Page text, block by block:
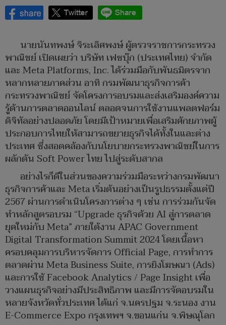
นายนันทพงษ์ จิระเลิศพงษ์ ผู้ตรวจราชการกระทรวง
พาณิชย์ เปิดเผยว่า บริษัท เฟซบุ๊ก (ประเทศไทย) จำกัด
และ Meta Platforms, Inc. ได้ร่วมมือกับพันธมิตรจาก
หลากหลายภาคส่วน อาทิ กรมพัฒนาธุรกิจการค้า
กระทรวงพาณิชย์ จัดโครงการอบรมและส่งเสริมองค์ความ
รู้ด้านการตลาดออนไลน์ ตลอดจนการใช้งานแพลตฟอร์ม
ดิจิทัลอย่างปลอดภัย โดยมีเป้าหมายเพื่อเสริมศักยภาพผู้
ประกอบการไทยให้สามารถขยายธุรกิจได้ทั้งในและต่าง
ประเทศ ซึ่งสอดคล้องกับนโยบายกระทรวงพาณิชย์ในการ
ผลักดัน Soft Power ไทย ไปสู่ระดับสากล
อย่างไรก็ดีในส่วนของความร่วมมือระหว่างกรมพัฒนา
ธุรกิจการค้าและ Meta เริ่มต้นอย่างเป็นรูปธรรมตั้งแต่ปี
2567 ผ่านการดำเนินโครงการต่าง ๆ เช่น การร่วมกันจัด
ทำหลักสูตรอบรม “Upgrade ธุรกิจด้วย AI สู่การตลาด
ยุคใหม่กับ Meta” ภายใต้งาน APAC Government
Digital Transformation Summit 2024 โดยเนื้อหา
ครอบคลุมการบริหารจัดการ Official Page, การทำการ
ตลาดผ่าน Meta Business Suite, การยิงโฆษณา (Ads)
และการใช้ Facebook Analytics / Page Insight เพื่อ
วางแผนธุรกิจอย่างมีประสิทธิภาพ และมีการจัดอบรมใน
หลายจังหวัดทั่วประเทศ ได้แก่ จ.นครปฐม จ.ระนอง งาน
E-Commerce Expo กรุงเทพฯ จ.ขอนแก่น จ.พิษณุโลก